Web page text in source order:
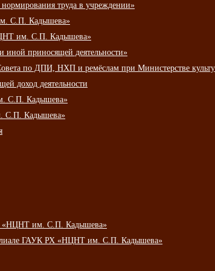
труда в учреждении»
С.П. Кадышева»
им. С.П. Кадышева»
иной приносящей деятельности»
по ДПИ, НХП и ремёслам при Министерстве
доход деятельности
С.П. Кадышева»
С.П. Кадышева»
«НЦНТ им. С.П. Кадышева»
ГАУК РХ «НЦНТ им. С.П. Кадышева»